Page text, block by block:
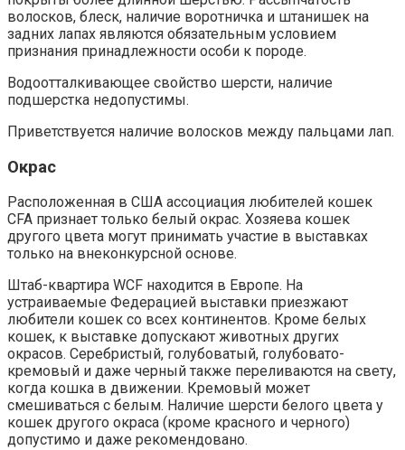
волосков, блеск, наличие воротничка и штанишек на
задних лапах являются обязательным условием
признания принадлежности особи к породе.
Водоотталкивающее свойство шерсти, наличие
подшерстка недопустимы.
Приветствуется наличие волосков между пальцами лап.
Окрас
Расположенная в США ассоциация любителей кошек
CFA признает только белый окрас. Хозяева кошек
другого цвета могут принимать участие в выставках
только на внеконкурсной основе.
Штаб-квартира WCF находится в Европе. На
устраиваемые Федерацией выставки приезжают
любители кошек со всех континентов. Кроме белых
кошек, к выставке допускают животных других
окрасов. Серебристый, голубоватый, голубовато-
кремовый и даже черный также переливаются на свету,
когда кошка в движении. Кремовый может
смешиваться с белым. Наличие шерсти белого цвета у
кошек другого окраса (кроме красного и черного)
допустимо и даже рекомендовано.